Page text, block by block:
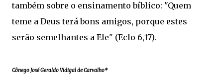
também sobre o ensinamento bíblico: "Quem
teme a Deus terá bons amigos, porque estes
serão semelhantes a Ele" (Eclo 6,17).
Cônego José Geraldo Vidigal de Carvalho*